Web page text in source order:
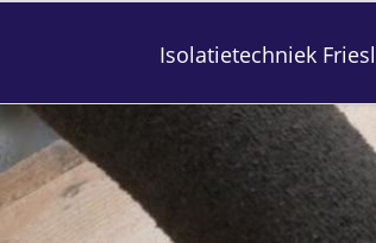
Isolatietechniek